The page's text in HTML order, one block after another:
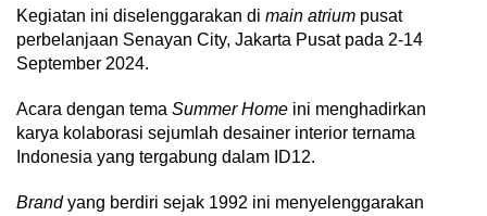
Kegiatan ini diselenggarakan di main atrium pusat
perbelanjaan Senayan City, Jakarta Pusat pada 2-14
September 2024.
Acara dengan tema Summer Home ini menghadirkan
karya kolaborasi sejumlah desainer interior ternama
Indonesia yang tergabung dalam ID12.
Brandyang berdiri sejak 1992 ini menyelenggarakan